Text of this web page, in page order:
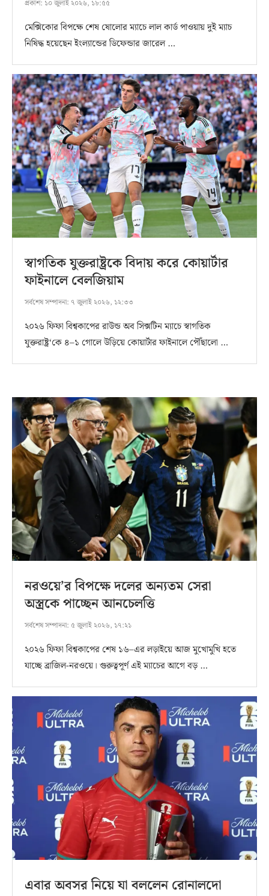
প্রকাশ: ১০ জুলাই ২০২৬, ১৮:৫৫
মেক্সিকোর বিপক্ষে শেষ ষোলোর ম্যাচে লাল কার্ড পাওয়ায় দুই ম্যাচ
নিষিদ্ধ হয়েছেন ইংল্যান্ডের ডিফেন্ডার জারেল …
স্বাগতিক যুক্তরাষ্ট্রকে বিদায় করে কোয়ার্টার
ফাইনালে বেলজিয়াম
সর্বশেষ সম্পাদনা: ৭ জুলাই ২০২৬, ১২:৩৩
২০২৬ ফিফা বিশ্বকাপের রাউন্ড অব সিক্সটিন ম্যাচে স্বাগতিক
যুক্তরাষ্ট্র‘কে ৪–১ গোলে উড়িয়ে কোয়ার্টার ফাইনালে পৌঁছালো …
নরওয়ে’র বিপক্ষে দলের অন্যতম সেরা
অস্ত্রকে পাচ্ছেন আনচেলত্তি
সর্বশেষ সম্পাদনা: ৫ জুলাই ২০২৬, ১৭:২১
২০২৬ ফিফা বিশ্বকাপের শেষ ১৬–এর লড়াইয়ে আজ মুখোমুখি হতে
যাচ্ছে ব্রাজিল-নরওয়ে। গুরুত্বপূর্ণ এই ম্যাচের আগে বড় …
এবার অবসর নিয়ে যা বললেন রোনালদো